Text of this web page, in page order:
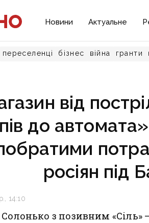
Новини Актуальне
переселенці бізнес війна гранти
від
до
росіян під
14:10
з позивним «Сіль»